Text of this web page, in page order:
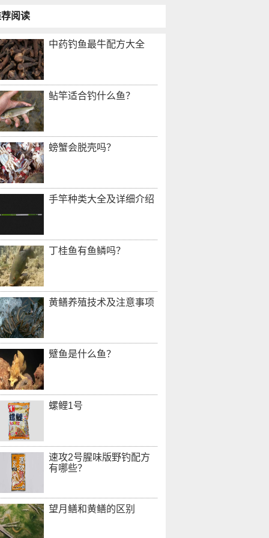
阅读
中药钓鱼最牛配方大全
鲇竿适合钓什么鱼？
螃蟹会脱壳吗？
手竿种类大全及详细介绍
丁桂鱼有鱼鳞吗？
黄鳝养殖技术及注意事项
躄鱼是什么鱼？
螺鲤1号
速攻2号腥味版野钓配方
有哪些？
望月鳝和黄鳝的区别